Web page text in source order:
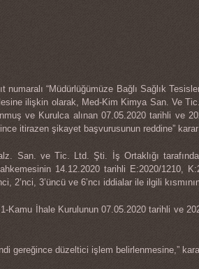
numaralı “Müdürlüğümüze Bağlı Sağlık
ilişkin olarak, Med-Kim Kimya San. Ve
ve Kurulca alınan 07.05.2020 tarihli ve
itirazen şikayet başvurusunun reddine”
San. ve Tic. Ltd. Şti. İş Ortaklığı
14.12.2020 tarihli E:2020/1210,
2’nci, 3’üncü ve 6’ncı iddialar ile ilgili
İhale Kurulunun 07.05.2020 tarihli ve
gereğince düzeltici işlem belirlenmesine,”